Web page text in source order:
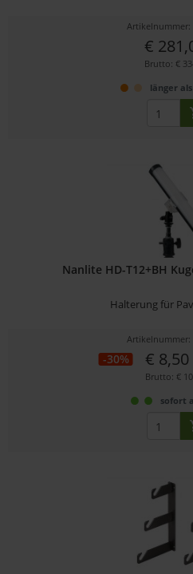
Artikelnummer:
€
Brutto: €
länger
Nanlite HD-T12+BH
Halterung für
Artikelnummer:
-30% € 8,50
Brutto: €
sofort